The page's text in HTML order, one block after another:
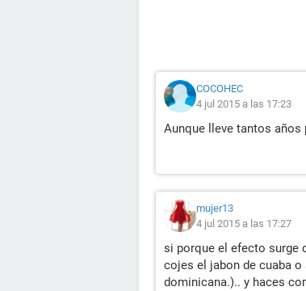
COCOHEC
4 jul 2015 a las 17:23
Aunque lleve tantos años
mujer13
4 jul 2015 a las 17:27
si porque el efecto surge
cojes el jabon de cuaba
dominicana.).. y haces